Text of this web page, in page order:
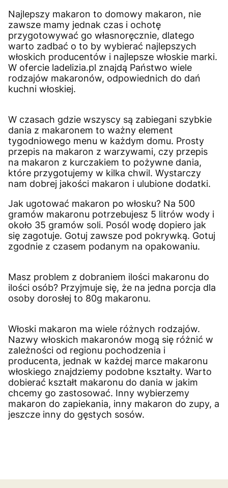
Najlepszy makaron to domowy makaron, nie
zawsze mamy jednak czas i ochotę
przygotowywać go własnoręcznie, dlatego
warto zadbać o to by wybierać najlepszych
włoskich producentów i najlepsze włoskie marki.
W ofercie ladelizia.pl znajdą Państwo wiele
rodzajów makaronów, odpowiednich do dań
kuchni włoskiej.
W czasach gdzie wszyscy są zabiegani szybkie
dania z makaronem to ważny element
tygodniowego menu w każdym domu. Prosty
przepis na makaron z warzywami, czy przepis
na makaron z kurczakiem to pożywne dania,
które przygotujemy w kilka chwil. Wystarczy
nam dobrej jakości makaron i ulubione dodatki.
Jak ugotować makaron po włosku? Na 500
gramów makaronu potrzebujesz 5 litrów wody i
około 35 gramów soli. Posól wodę dopiero jak
się zagotuje. Gotuj zawsze pod pokrywką. Gotuj
zgodnie z czasem podanym na opakowaniu.
Masz problem z dobraniem ilości makaronu do
ilości osób? Przyjmuje się, że na jedna porcja dla
osoby dorosłej to 80g makaronu.
Włoski makaron ma wiele różnych rodzajów.
Nazwy włoskich makaronów mogą się różnić w
zależności od regionu pochodzenia i
producenta, jednak w każdej marce makaronu
włoskiego znajdziemy podobne kształty. Warto
dobierać kształt makaronu do dania w jakim
chcemy go zastosować. Inny wybierzemy
makaron do zapiekania, inny makaron do zupy, a
jeszcze inny do gęstych sosów.